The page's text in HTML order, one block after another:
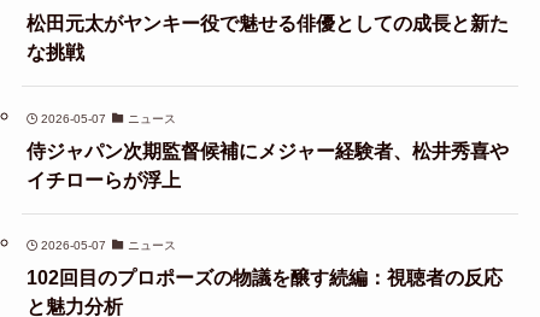
松田元太がヤンキー役で魅せる俳優としての成長と新た
な挑戦
2026-05-07 ニュース
侍ジャパン次期監督候補にメジャー経験者、松井秀喜や
イチローらが浮上
2026-05-07 ニュース
102回目のプロポーズの物議を醸す続編：視聴者の反応
と魅力分析